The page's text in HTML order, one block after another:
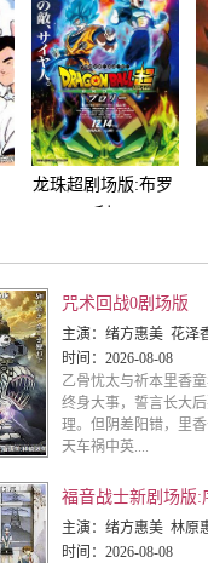
龙珠超剧场版:布罗
咒术回战0剧场版
主演： 绪方惠美 花泽香菜 小松未可子 内山昂辉 关智一 中
时间： 2026-08-08
乙骨忧太与祈本里香
终身大事，誓言长大
理。但阴差阳错，里
天车祸中英....
福音战士新剧场版:
主演： 绪方惠美 林原惠美 三石琴乃 山口由里子 石田彰 立
时间： 2026-08-08